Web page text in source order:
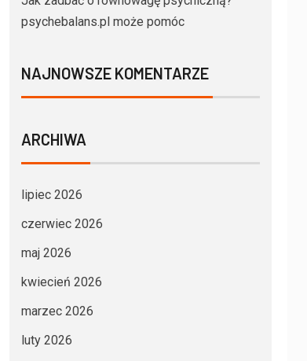
psychebalans.pl może pomóc
NAJNOWSZE KOMENTARZE
ARCHIWA
lipiec 2026
czerwiec 2026
maj 2026
kwiecień 2026
marzec 2026
luty 2026